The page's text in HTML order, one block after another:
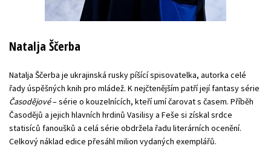
Natalja Ščerba
Natalja Ščerba je ukrajinská rusky píšící spisovatelka, autorka celé
řady úspěšných knih pro mládež. K nejčtenějším patří její fantasy série
Časodějové– série o kouzelnících, kteří umí čarovat s časem. Příběh
Časodějů a jejich hlavních hrdinů Vasilisy a Feše si získal srdce
statisíců fanoušků a celá série obdržela řadu literárních ocenění.
Celkový náklad edice přesáhl milion vydaných exemplářů.